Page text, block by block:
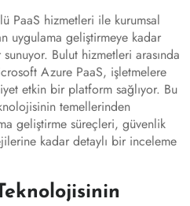
PaaS hizmetleri ile kurumsal
uygulama geliştirmeye kadar
Bulut hizmetleri arasında
Azure PaaS, işletmelere
etkin bir platform sağlıyor. Bu
temellerinden
geliştirme süreçleri, güvenlik
kadar detaylı bir inceleme